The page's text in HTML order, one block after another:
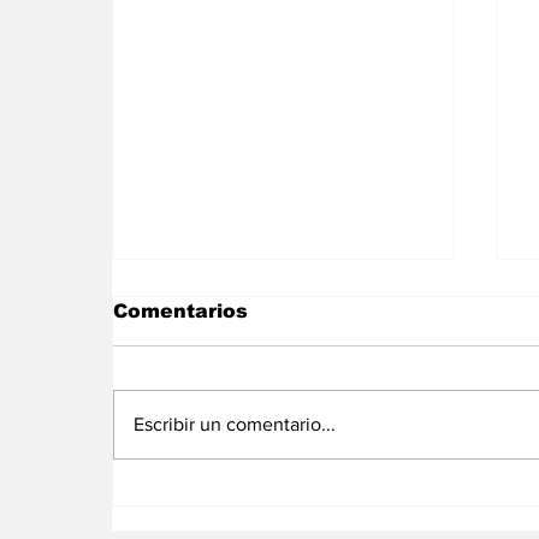
Comentarios
Escribir un comentario...